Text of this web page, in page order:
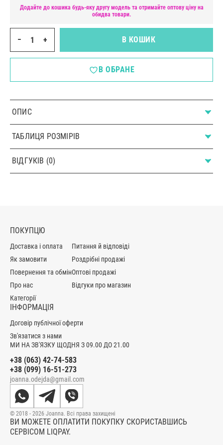
Додайте до кошика будь-яку другу модель та отримайте оптову ціну на
обидва товари.
− + В КОШИК
В ОБРАНЕ
ОПИС
ТАБЛИЦЯ РОЗМІРІВ
ВІДГУКІВ (0)
МИ НА ЗВ'ЯЗКУ ЩОДНЯ З 09.00 ДО 21.00
+38 (063) 42-74-583
+38 (099) 16-51-273
joanna.odejda@gmail.com
ПОКУПЦЮ
Доставка і оплата
Як замовити
Повернення та обмін
Про нас
Категорії
Питання й відповіді
Роздрібні продажі
Оптові продажі
Відгуки про магазин
ІНФОРМАЦІЯ
Договір публічної оферти
Зв'язатися з нами
ВИ МОЖЕТЕ ОПЛАТИТИ ПОКУПКУ СКОРИСТАВШИСЬ
СЕРВІСОМ LIQPAY.
© 2018 - 2026 Joanna. Всі права захищені